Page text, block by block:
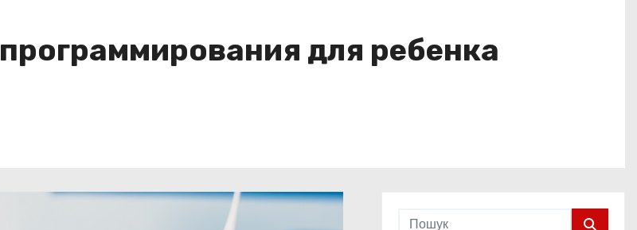
для ребенка